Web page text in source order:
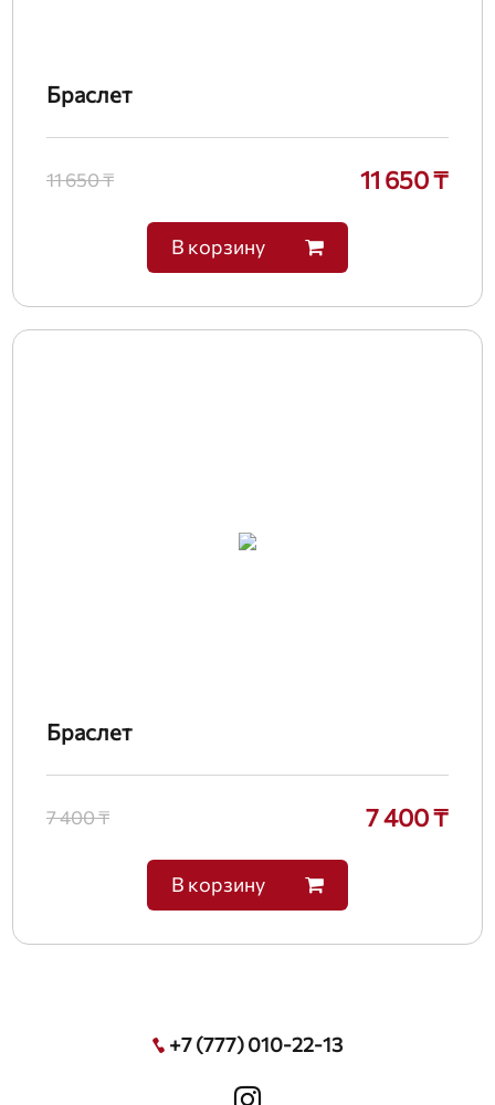
Браслет
11 650 ₸ 11 650 ₸
В корзину
Браслет
7 400 ₸ 7 400 ₸
В корзину
+7 (777) 010-22-13